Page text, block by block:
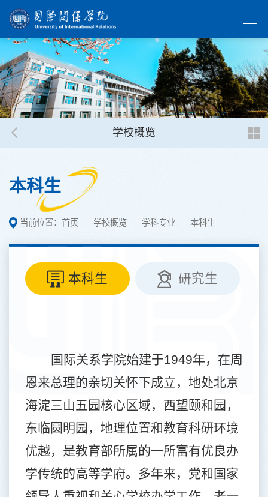
学校概览
本科生
当前位置： 首页 学校概览 学科专业 本科生
本科生 研究生
国际关系学院始建于1949年，在周
恩来总理的亲切关怀下成立，地处北京
海淀三山五园核心区域，西望颐和园，
东临圆明园，地理位置和教育科研环境
优越，是教育部所属的一所富有优良办
学传统的高等学府。多年来，党和国家